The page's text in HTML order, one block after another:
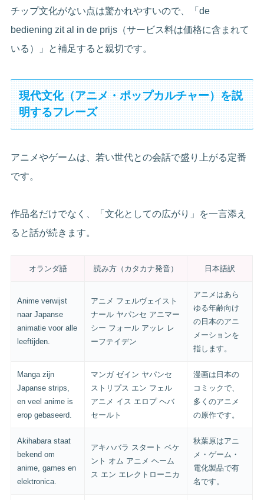
チップ文化がない点は驚かれやすいので、「de
bediening zit al in de prijs（サービス料は価格に含まれて
いる）」と補足すると親切です。
現代文化（アニメ・ポップカルチャー）を説
明するフレーズ
アニメやゲームは、若い世代との会話で盛り上がる定番
です。
作品名だけでなく、「文化としての広がり」を一言添え
ると話が続きます。
オランダ語 読み方（カタカナ発音） 日本語訳
Anime verwijst
naar Japanse
animatie voor alle
leeftijden.
アニメ フェルヴェイスト
ナール ヤパンセ アニマー
シー フォール アッレ レ
ーフテイデン
アニメはあら
ゆる年齢向け
の日本のアニ
メーションを
指します。
Manga zijn
Japanse strips,
en veel anime is
erop gebaseerd.
マンガ ゼイン ヤパンセ
ストリプス エン フェル
アニメ イス エロプ ヘバ
セールト
漫画は日本の
コミックで、
多くのアニメ
の原作です。
Akihabara staat
bekend om
anime, games en
elektronica.
アキハバラ スタート ベケ
ント オム アニメ ヘーム
ス エン エレクトローニカ
秋葉原はアニ
メ・ゲーム・
電化製品で有
名です。